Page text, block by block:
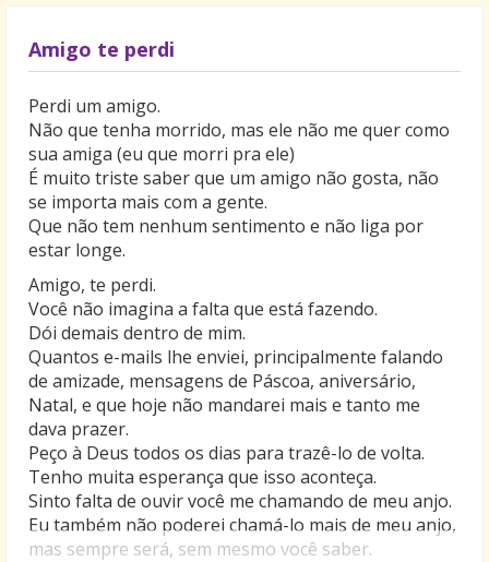
Amigo te perdi
Perdi um amigo.
Não que tenha morrido, mas ele não me quer como
sua amiga (eu que morri pra ele)
É muito triste saber que um amigo não gosta, não
se importa mais com a gente.
Que não tem nenhum sentimento e não liga por
estar longe.
Amigo, te perdi.
Você não imagina a falta que está fazendo.
Dói demais dentro de mim.
Quantos e-mails lhe enviei, principalmente falando
de amizade, mensagens de Páscoa, aniversário,
Natal, e que hoje não mandarei mais e tanto me
dava prazer.
Peço à Deus todos os dias para trazê-lo de volta.
Tenho muita esperança que isso aconteça.
Sinto falta de ouvir você me chamando de meu anjo.
Eu também não poderei chamá-lo mais de meu anjo,
mas sempre será, sem mesmo você saber.